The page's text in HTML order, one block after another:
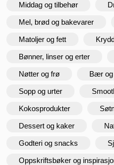
Middag og tilbehør
Mel, brød og bakevarer
Matoljer og fett
Bønner, linser og erter
Nøtter og frø Bær og
Sopp og urter
Kokosprodukter
Dessert og kaker
Godteri og snacks
Oppskriftsbøker og